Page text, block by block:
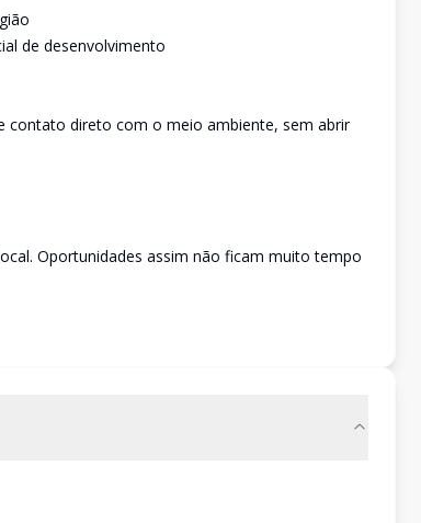
de desenvolvimento
contato direto com o meio ambiente, sem abrir
Oportunidades assim não ficam muito tempo